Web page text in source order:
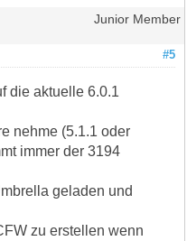
Junior Member
#5
die aktuelle 6.0.1
nehme (5.1.1 oder
immer der 3194
geladen und
zu erstellen wenn